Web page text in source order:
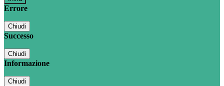
Errore
Chiudi
Successo
Chiudi
Informazione
Chiudi